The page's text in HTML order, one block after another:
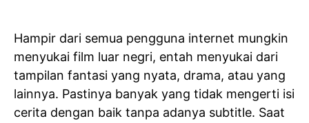
Hampir dari semua pengguna internet mungkin
menyukai film luar negri, entah menyukai dari
tampilan fantasi yang nyata, drama, atau yang
lainnya. Pastinya banyak yang tidak mengerti isi
cerita dengan baik tanpa adanya subtitle. Saat